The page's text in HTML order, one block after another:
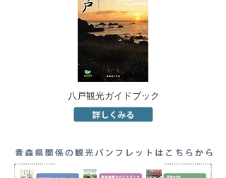
八戸観光ガイドブック